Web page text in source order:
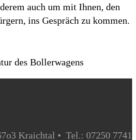
auch um mit Ihnen, den
ins Gespräch zu kommen.
des Bollerwagens
Kraichtal • Tel.: 07250 7741